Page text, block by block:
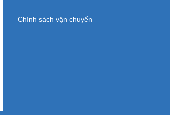
Chính sách vận chuyển